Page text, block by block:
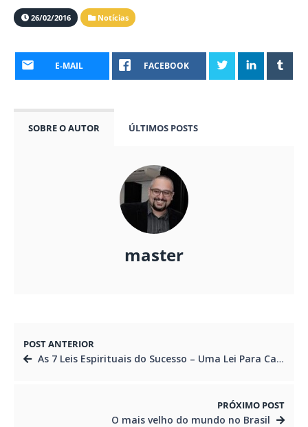
26/02/2016 Notícias
E-MAIL FACEBOOK
SOBRE O AUTOR ÚLTIMOS POSTS
master
POST ANTERIOR
As 7 Leis Espirituais do Sucesso – Uma Lei Para Cada Dia da Semana
PRÓXIMO POST
O mais velho do mundo no Brasil